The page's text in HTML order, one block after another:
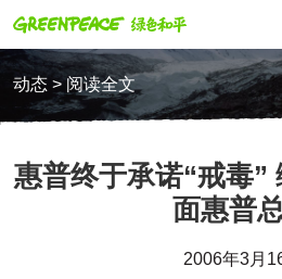
动态 > 阅读全文
惠普终于承诺“戒毒”
面惠普
2006年3月